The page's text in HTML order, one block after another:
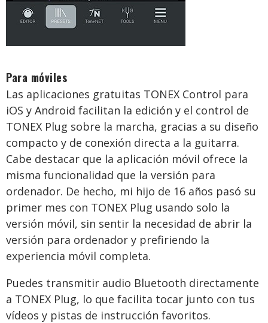
Para móviles
Las aplicaciones gratuitas TONEX Control para
iOS y Android facilitan la edición y el control de
TONEX Plug sobre la marcha, gracias a su diseño
compacto y de conexión directa a la guitarra.
Cabe destacar que la aplicación móvil ofrece la
misma funcionalidad que la versión para
ordenador. De hecho, mi hijo de 16 años pasó su
primer mes con TONEX Plug usando solo la
versión móvil, sin sentir la necesidad de abrir la
versión para ordenador y prefiriendo la
experiencia móvil completa.
Puedes transmitir audio Bluetooth directamente
a TONEX Plug, lo que facilita tocar junto con tus
vídeos y pistas de instrucción favoritos.